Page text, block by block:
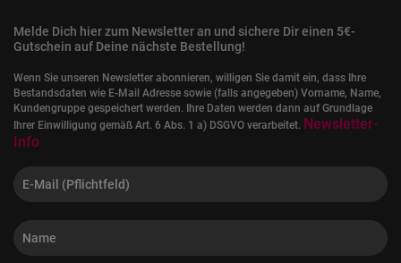
Melde Dich hier zum Newsletter an und sichere Dir einen 5€-
Gutschein auf Deine nächste Bestellung!
Wenn Sie unseren Newsletter abonnieren, willigen Sie damit ein, dass Ihre
Bestandsdaten wie E-Mail Adresse sowie (falls angegeben) Vorname, Name,
Kundengruppe gespeichert werden. Ihre Daten werden dann auf Grundlage
Ihrer Einwilligung gemäß Art. 6 Abs. 1 a) DSGVO verarbeitet. Newsletter-
Info